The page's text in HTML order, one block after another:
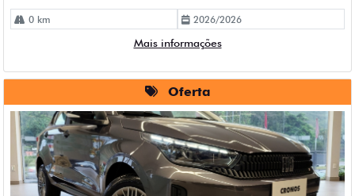
0 km 2026/2026
Mais informações
Oferta